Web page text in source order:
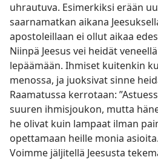
uhrautuva. Esimerkiksi erään
saarnamatkan aikana
apostoleillaan ei ollut aikaa
Niinpä Jeesus vei heidät
lepäämään. Ihmiset kuitenkin
menossa, ja juoksivat sinne
Raamatussa kerrotaan:
suuren ihmisjoukon, mutta
he olivat kuin lampaat ilman
opettamaan heille monia
Voimme jäljitellä Jeesusta